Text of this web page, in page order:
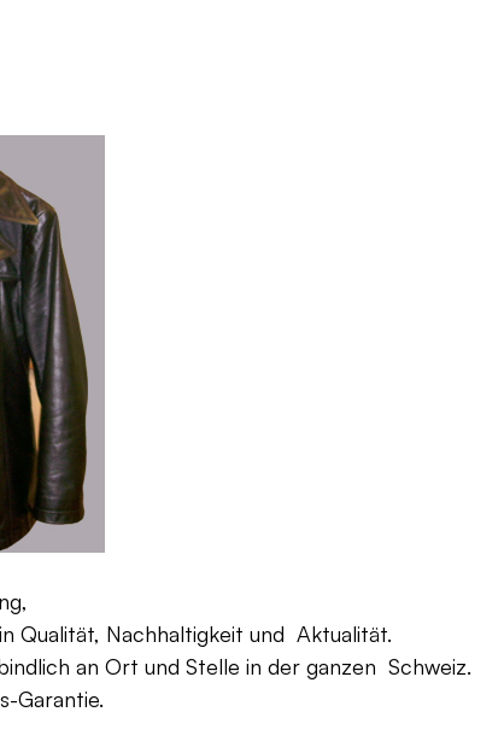
Qualität, Nachhaltigkeit und Aktualität.
an Ort und Stelle in der ganzen Schweiz.
Garantie.